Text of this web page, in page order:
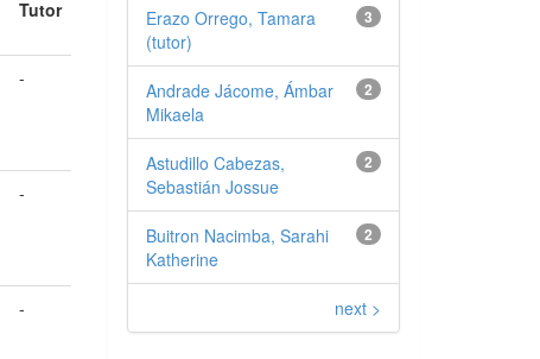
Tutor
-
-
-
3
Erazo Orrego, Tamara
(tutor)
2
Andrade Jácome, Ámbar
Mikaela
2
Astudillo Cabezas,
Sebastián Jossue
2
Buitron Nacimba, Sarahi
Katherine
next >